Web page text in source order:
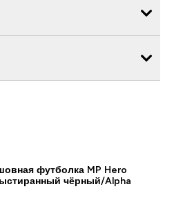
футболка MP Hero
чёрный/Alpha